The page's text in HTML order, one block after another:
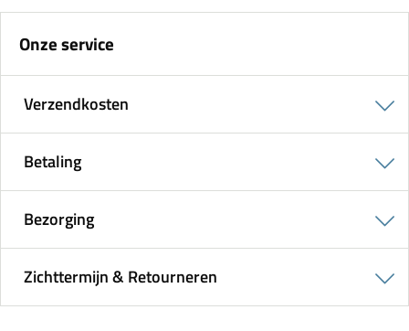
Onze service
Verzendkosten
Betaling
Bezorging
Zichttermijn & Retourneren